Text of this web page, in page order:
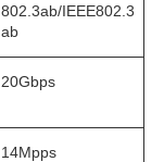
802.3ab/IEEE802.3
ab
20Gbps
14Mpps